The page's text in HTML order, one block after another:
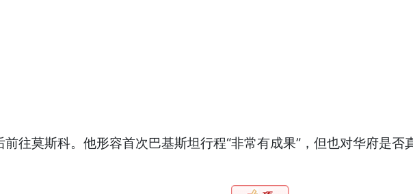
往莫斯科。他形容首次巴基斯坦行程“非常有成果”，但也对华府是